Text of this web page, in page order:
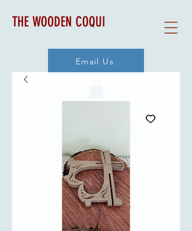
THE WOODEN COQUI
Email Us